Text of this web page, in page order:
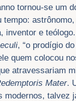
tornou-se um
tempo:
inventor e
, “o prodígio
quem colocou
atravessariam
Mater.
modernos, talvez